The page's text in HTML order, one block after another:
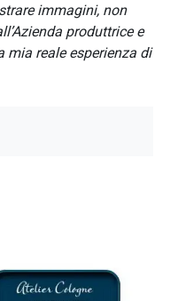
immagini, non
produttrice e
mia reale esperienza di